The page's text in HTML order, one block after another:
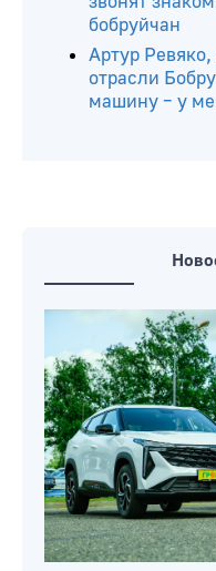
бобруйчан
Артур
отрасли
машину – у